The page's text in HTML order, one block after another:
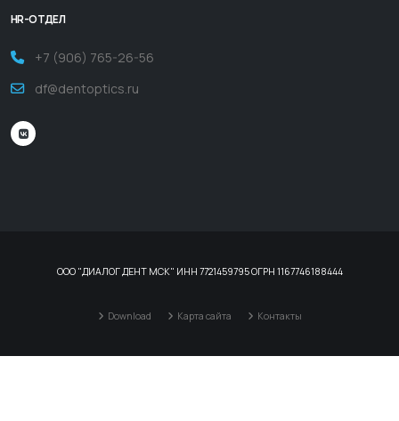
HR-ОТДЕЛ
+7 (906) 765-26-56
df@dentoptics.ru
ООО "ДИАЛОГ ДЕНТ МСК" ИНН 7721459795 ОГРН 1167746188444
Download Карта сайта Контакты